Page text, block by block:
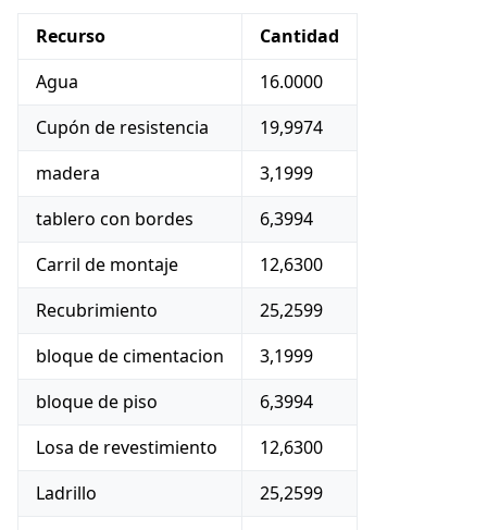
Recurso
Cantidad
Agua
16.0000
Cupón de resistencia
19,9974
madera
3,1999
tablero con bordes
6,3994
Carril de montaje
12,6300
Recubrimiento
25,2599
bloque de cimentacion
3,1999
bloque de piso
6,3994
Losa de revestimiento
12,6300
Ladrillo
25,2599